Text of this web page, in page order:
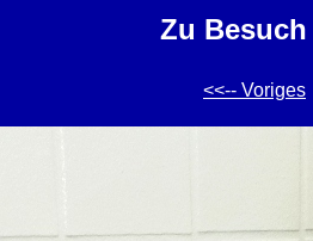
Zu Besuch
<<-- Voriges